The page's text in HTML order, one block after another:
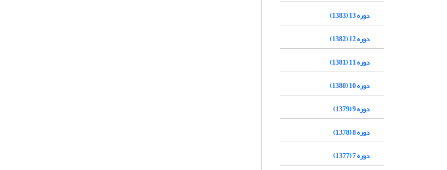
دوره 13 (1383)
دوره 12 (1382)
دوره 11 (1381)
دوره 10 (1380)
دوره 9 (1379)
دوره 8 (1378)
دوره 7 (1377)